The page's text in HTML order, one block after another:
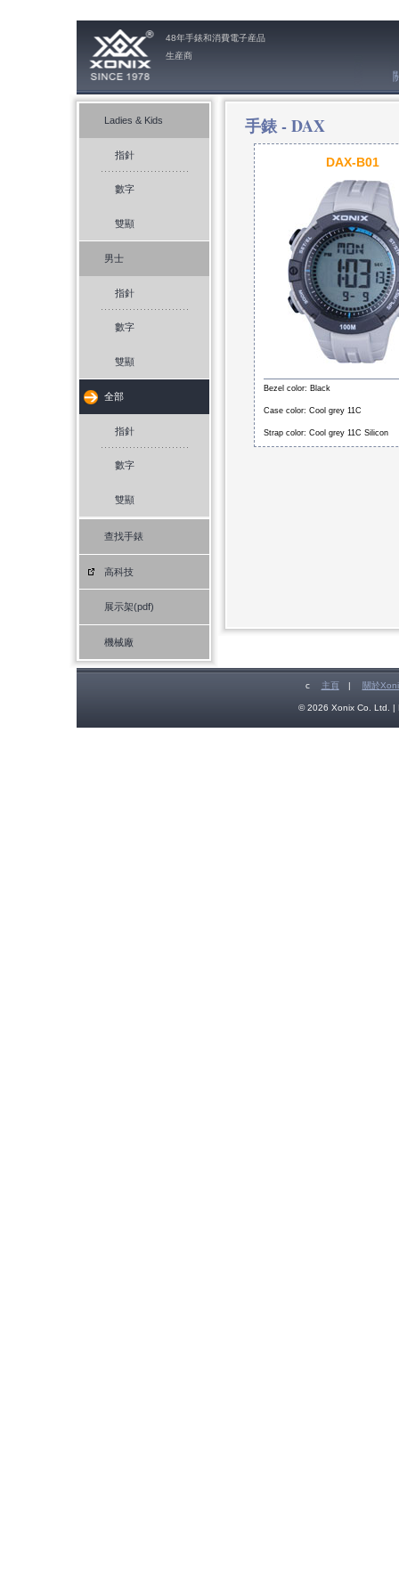
48年手錶和消費電子産品
生産商
Ladies & Kids
指針
數字
雙顯
男士
指針
數字
雙顯
全部
指針
數字
雙顯
查找手錶
高科技
展示架(pdf)
機械廠
手錶 - DAX
DAX-B01
Bezel color: Black
Case color: Cool grey 11C
Strap color: Cool grey 11C Silicon
c 主頁 | 關於
© 2026 Xonix Co. Ltd. |